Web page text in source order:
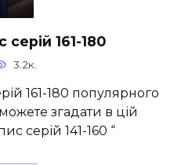
161-180
3.2к.
161-180 популярного
згадати в цій
серій 141-160 “